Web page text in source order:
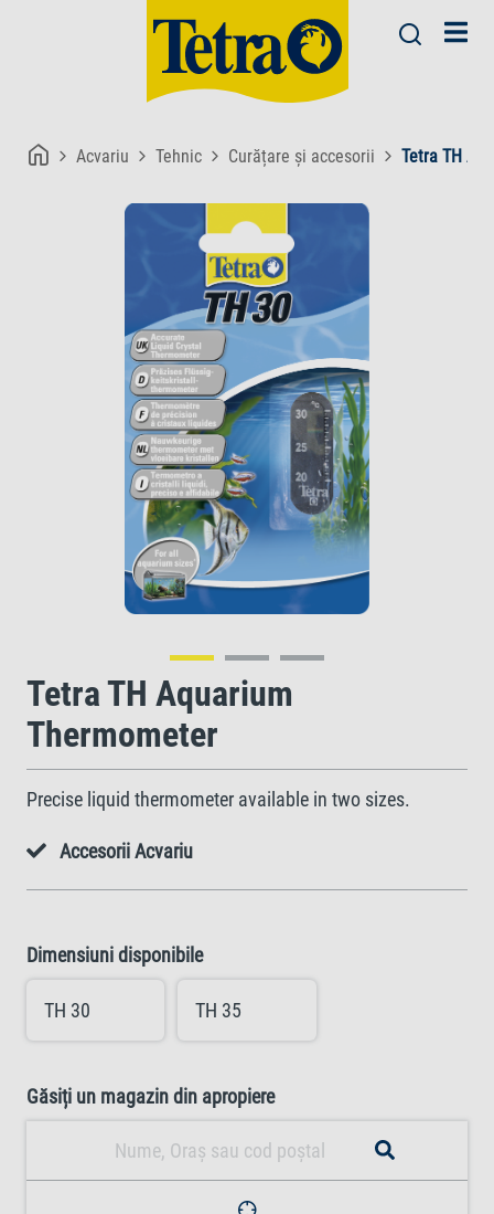
Acvariu Tehnic Curățare și accesorii Tetra TH
Tetra TH Aquarium
Thermometer
Precise liquid thermometer available in two sizes.
Accesorii Acvariu
Dimensiuni disponibile
TH 30 TH 35
Găsiți un magazin din apropiere